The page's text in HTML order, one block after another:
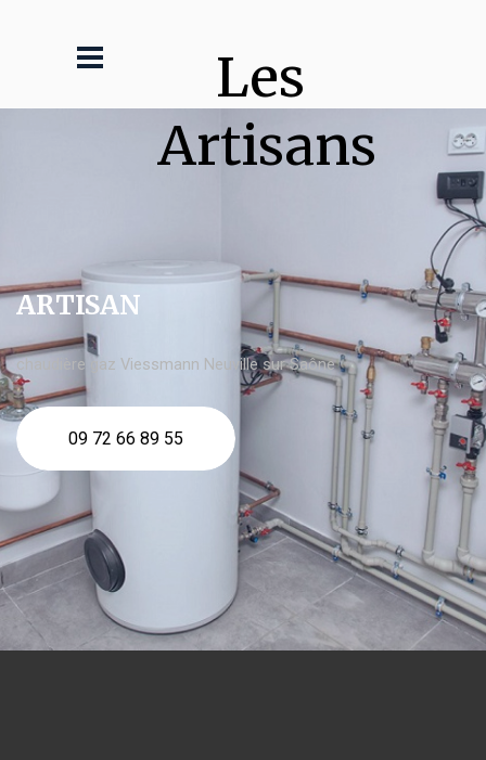
Les
Artisans
ARTISAN
chaudière gaz Viessmann Neuville sur Saône
09 72 66 89 55